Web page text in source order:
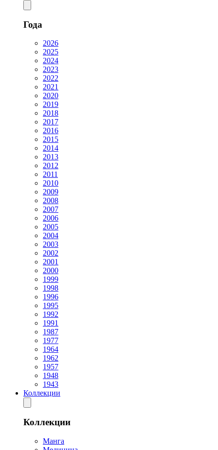
Года
2026
2025
2024
2023
2022
2021
2020
2019
2018
2017
2016
2015
2014
2013
2012
2011
2010
2009
2008
2007
2006
2005
2004
2003
2002
2001
2000
1999
1998
1996
1995
1992
1991
1987
1977
1964
1962
1957
1948
1943
Коллекции
Коллекции
Манга